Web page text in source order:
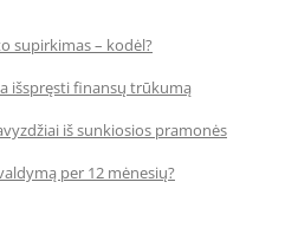
supirkimas – kodėl?
išspręsti finansų trūkumą
iš sunkiosios pramonės
per 12 mėnesių?